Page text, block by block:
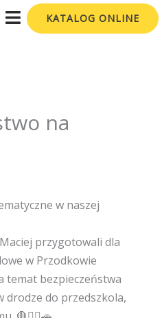
KATALOG ONLINE
na
w naszej
przygotowali dla
w Przodkowie
temat bezpieczeństwa
drodze do przedszkola,